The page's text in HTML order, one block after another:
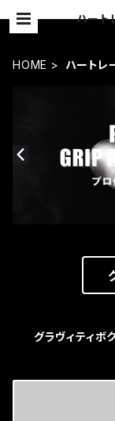
ハー
HOME
ハートレ
グラヴィティ